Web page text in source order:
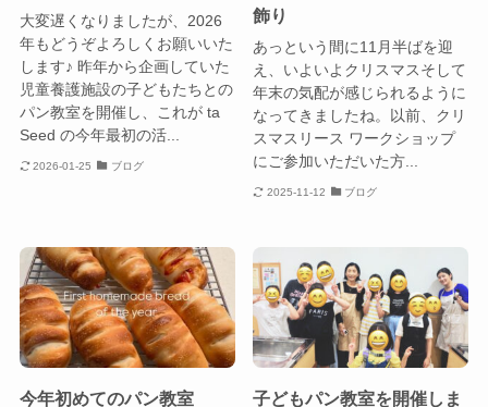
大変遅くなりましたが、2026
年もどうぞよろしくお願いいた
します♪ 昨年から企画していた
児童養護施設の子どもたちとの
パン教室を開催し、これが ta
Seed の今年最初の活...
2026-01-25 ブログ
飾り
あっという間に11月半ばを迎
え、いよいよクリスマスそして
年末の気配が感じられるように
なってきましたね。以前、クリ
スマスリース ワークショップ
にご参加いただいた方...
2025-11-12 ブログ
今年初めてのパン教室
子どもパン教室を開催しま